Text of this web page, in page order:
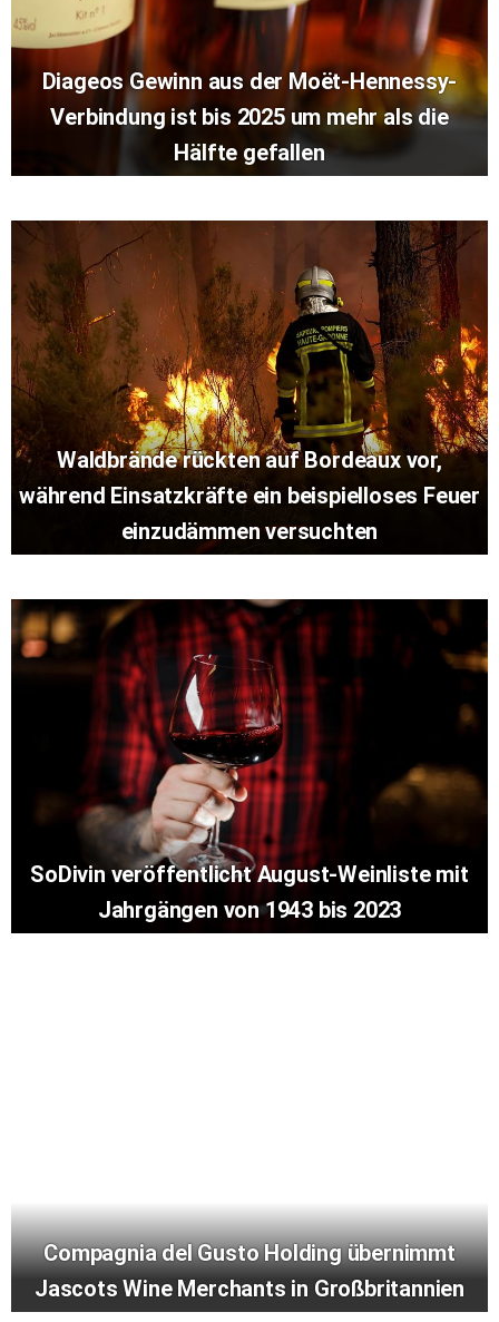
Diageos Gewinn aus der Moët-Hennessy-
Verbindung ist bis 2025 um mehr als die
Hälfte gefallen
Waldbrände rückten auf Bordeaux vor,
während Einsatzkräfte ein beispielloses Feuer
einzudämmen versuchten
SoDivin veröffentlicht August-Weinliste mit
Jahrgängen von 1943 bis 2023
Compagnia del Gusto Holding übernimmt
Jascots Wine Merchants in Großbritannien